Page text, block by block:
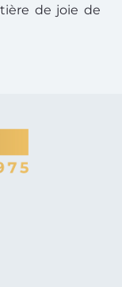
de joie de